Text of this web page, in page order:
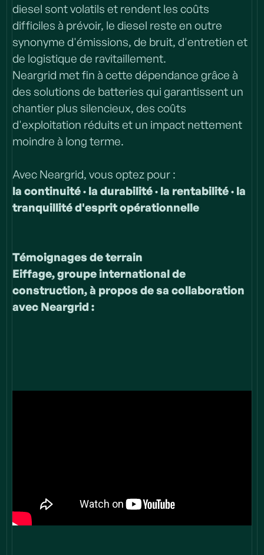
diesel sont volatils et rendent les coûts
difficiles à prévoir, le diesel reste en outre
synonyme d'émissions, de bruit, d'entretien et
de logistique de ravitaillement.
Neargrid met fin à cette dépendance grâce à
des solutions de batteries qui garantissent un
chantier plus silencieux, des coûts
d'exploitation réduits et un impact nettement
moindre à long terme.
Avec Neargrid, vous optez pour :
la continuité · la durabilité · la rentabilité · la
tranquillité d'esprit opérationnelle
Témoignages de terrain
Eiffage, groupe international de
construction, à propos de sa collaboration
avec Neargrid :